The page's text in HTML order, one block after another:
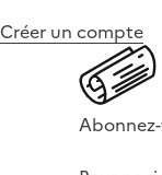
Créer un compte